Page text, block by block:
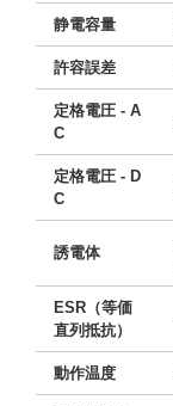
静電容量
許容誤差
定格電圧 - A
C
定格電圧 - D
C
誘電体
ESR（等価
直列抵抗）
動作温度